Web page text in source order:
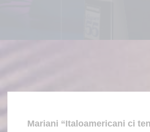
Mariani “Italoamericani ci